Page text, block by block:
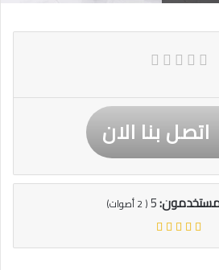
اتصل بنا الان
5
(
2أصوات)